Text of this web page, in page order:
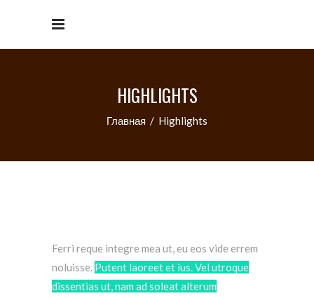
HIGHLIGHTS
Главная / Highlights
Ferri reque integre mea ut, eu eos vide errem
noluisse. Putent laoreet et ius. Vel utroque
dissentias ut, nam ad soleat alterum